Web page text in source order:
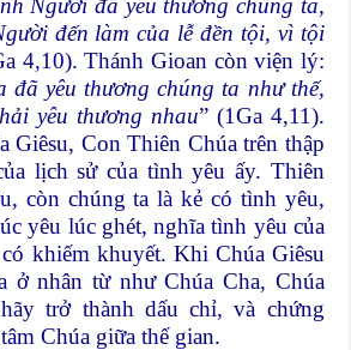
đến làm của lễ đền tội, vì tội
4,10). Thánh Gioan còn viện lý:
đã yêu thương chúng ta như thế,
yêu thương nhau” (1Ga 4,11).
Giêsu, Con Thiên Chúa trên thập
lịch sử của tình yêu ấy. Thiên
còn chúng ta là kẻ có tình yêu,
yêu lúc ghét, nghĩa tình yêu của
khiếm khuyết. Khi Chúa Giêsu
ở nhân từ như Chúa Cha, Chúa
trở thành dấu chỉ, và chứng
Chúa giữa thế gian.